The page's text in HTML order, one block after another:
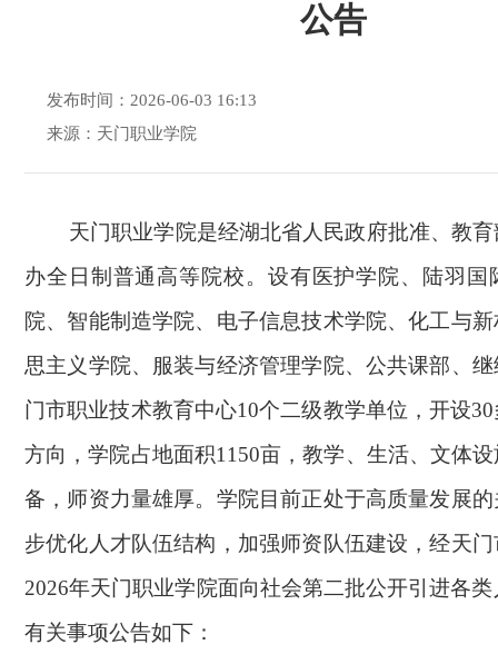
公告
发布时间：2026-06-03 16:13
来源：天门职业学院
天门职业学院是经湖北省人民政府批准、教
办全日制普通高等院校。设有医护学院、陆羽国
院、智能制造学院、电子信息技术学院、化工与
思主义学院、服装与经济管理学院、公共课部、
门市职业技术教育中心10个二级教学单位，开设
方向，学院占地面积1150亩，教学、生活、文体
备，师资力量雄厚。学院目前正处于高质量发展
步优化人才队伍结构，加强师资队伍建设，经天
2026年天门职业学院面向社会第二批公开引进各
有关事项公告如下：